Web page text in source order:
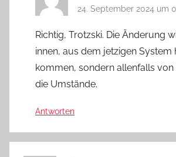
24. September 2024 um
Richtig, Trotzski. Die Änderung
innen, aus dem jetzigen System
kommen, sondern allenfalls
die Umstände.
Antworten